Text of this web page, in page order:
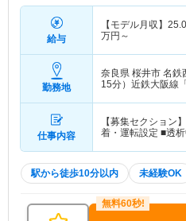
給与
【モデル月収】 25.0
万円～
勤務地
奈良県 桜井市 名鉄
15分）近鉄大阪線
仕事内容
【募集セクション
着・運転設定 ■透
駅から徒歩10分以内 未経験OK